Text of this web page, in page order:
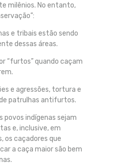
milênios. No entanto,
e tribais estão sendo
dessas áreas.
“furtos” quando caçam
e agressões, tortura e
patrulhas antifurtos.
povos indígenas sejam
e, inclusive, em
os caçadores que
a caça maior são bem